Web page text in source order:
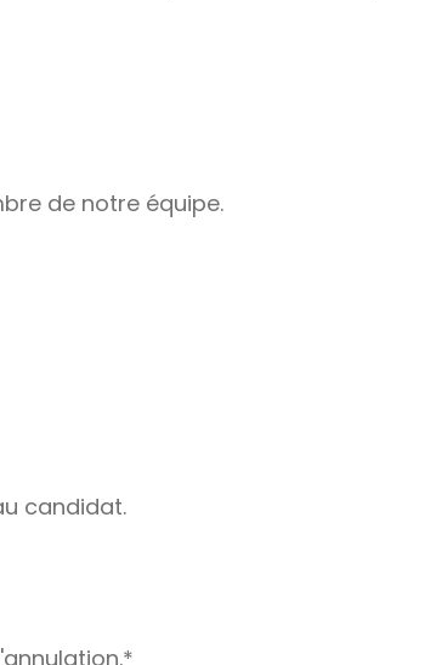
de notre équipe.
candidat.